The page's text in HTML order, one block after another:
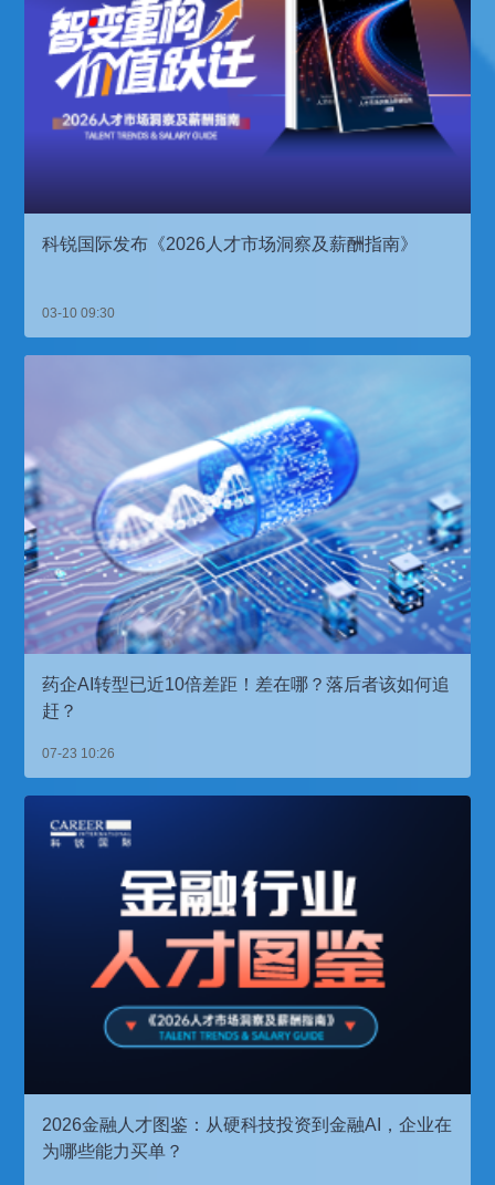
科锐国际发布《2026人才市场洞察及薪酬指南》
03-10 09:30
药企AI转型已近10倍差距！差在哪？落后者该如何追
赶？
07-23 10:26
2026金融人才图鉴：从硬科技投资到金融AI，企业在
为哪些能力买单？